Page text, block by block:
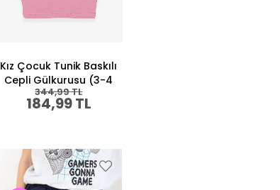
Kız Çocuk Tunik Baskılı
Cepli Gülkurusu (3-4
Yaş)
184,99 TL
344,99 TL